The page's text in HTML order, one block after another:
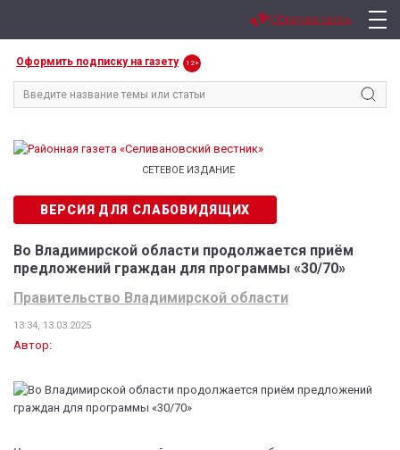
Оформить подписку на газету 12+
СЕТЕВОЕ ИЗДАНИЕ
ВЕРСИЯ ДЛЯ СЛАБОВИДЯЩИХ
Обратная связь
Во Владимирской области продолжается приём
предложений граждан для программы «30/70»
Правительство Владимирской области
13:34, 13.03.2025
Автор: